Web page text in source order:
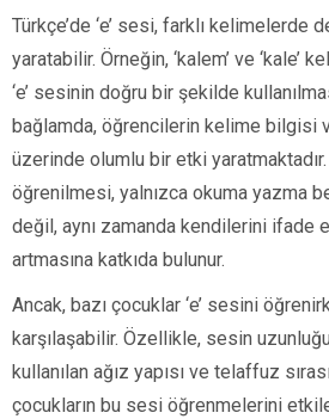
Türkçe’de ‘e’ sesi, farklı kelimelerde
yaratabilir. Örneğin, ‘kalem’ ve ‘kale’
‘e’ sesinin doğru bir şekilde
bağlamda, öğrencilerin kelime bilgisi
üzerinde olumlu bir etki yaratmaktadır.
öğrenilmesi, yalnızca okuma yazma
değil, aynı zamanda kendilerini ifade
artmasına katkıda bulunur.
Ancak, bazı çocuklar ‘e’ sesini
karşılaşabilir. Özellikle, sesin
kullanılan ağız yapısı ve telaffuz
çocukların bu sesi öğrenmelerini